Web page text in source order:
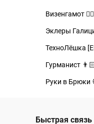
Визенгамот 🧙‍♂️
Эклеры
ТехноЛёшка
Гурманист
Руки в Брюки
Быстрая связь